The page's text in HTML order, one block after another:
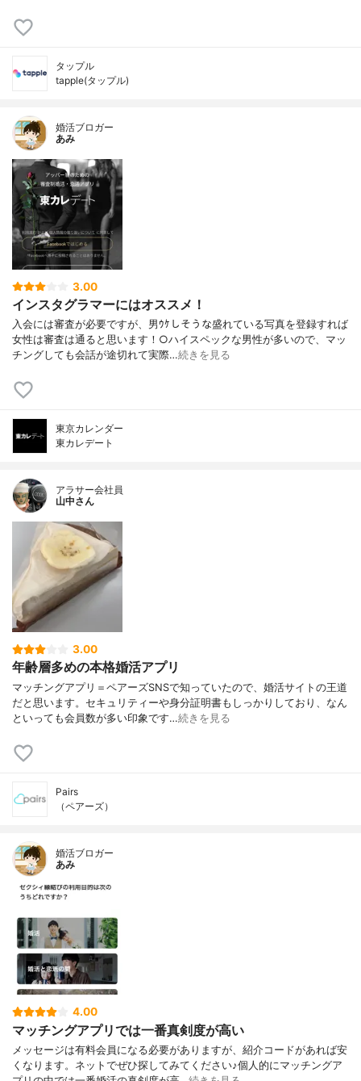
タップル
tapple(タップル)
婚活ブロガー
あみ
3.00
インスタグラマーにはオススメ！
入会には審査が必要ですが、男ｳｹしそうな盛れている写真を登録すれば
女性は審査は通ると思います！○ハイスペックな男性が多いので、マッ
チングしても会話が途切れて実際…続きを見る
東京カレンダー
東カレデート
アラサー会社員
山中さん
3.00
年齢層多めの本格婚活アプリ
マッチングアプリ＝ペアーズSNSで知っていたので、婚活サイトの王道
だと思います。セキュリティーや身分証明書もしっかりしており、なん
といっても会員数が多い印象です…続きを見る
Pairs
（ペアーズ）
婚活ブロガー
あみ
4.00
マッチングアプリでは一番真剣度が高い
メッセージは有料会員になる必要がありますが、紹介コードがあれば安
くなります。ネットでぜひ探してみてください♪個人的にマッチングア